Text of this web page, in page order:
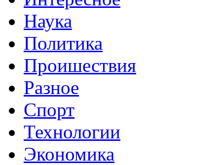
Наука
Политика
Проишествия
Разное
Спорт
Технологии
Экономика